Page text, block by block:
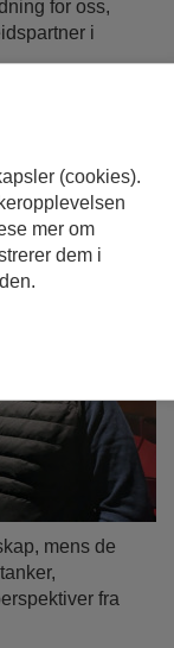
for oss,
i
mens de
fra
(cookies).
mer om
dem i